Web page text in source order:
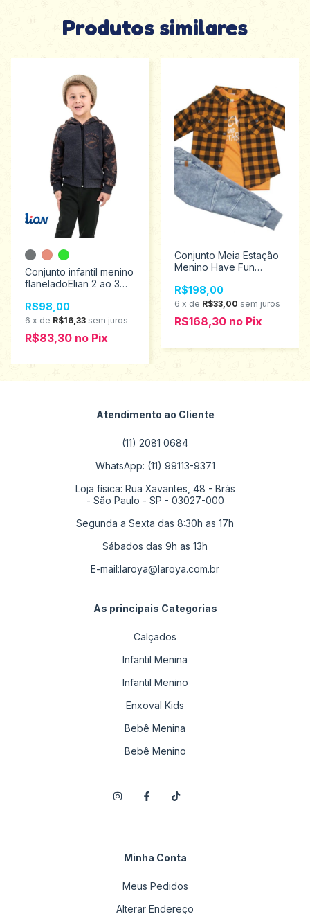
Produtos similares
Conjunto infantil menino
flaneladoElian 2 ao 3
R$98,00
6 x de R$16,33 sem juros
R$83,30 no Pix
Conjunto Meia Estação
Menino Have Fun
27026
R$198,00
6 x de R$33,00 sem juros
R$168,30 no Pix
Atendimento ao Cliente
(11) 2081 0684
WhatsApp: (11) 99113-9371
Loja física: Rua Xavantes, 48 - Brás
- São Paulo - SP - 03027-000
Segunda a Sexta das 8:30h as 17h
Sábados das 9h as 13h
E-mail:laroya@laroya.com.br
As principais Categorias
Calçados
Infantil Menina
Infantil Menino
Enxoval Kids
Bebê Menina
Bebê Menino
Minha Conta
Meus Pedidos
Alterar Endereço